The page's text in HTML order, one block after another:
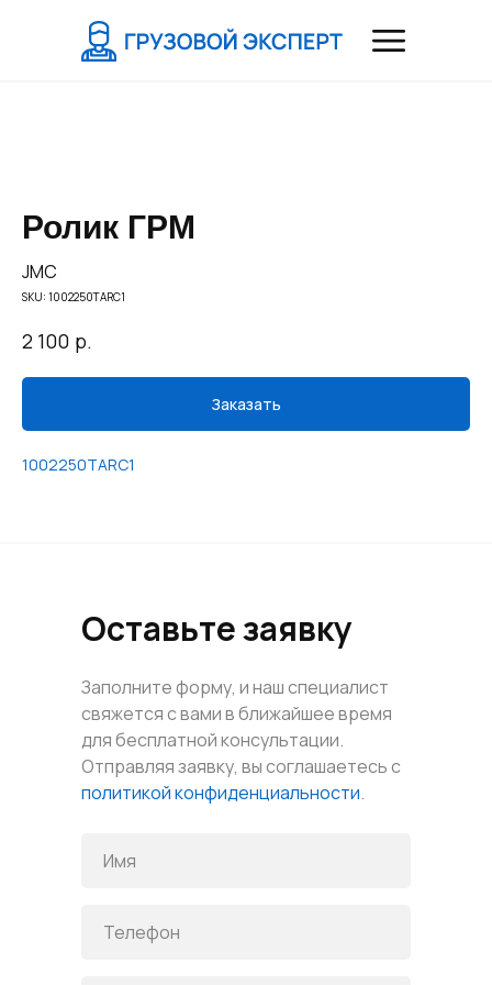
Ролик ГРМ
JMC
SKU: 1002250TARC1
2 100 р.
Заказать
1002250TARC1
Оставьте заявку
Заполните форму, и наш специалист
свяжется с вами в ближайшее время
для бесплатной консультации.
Отправляя заявку, вы соглашаетесь с
политикой конфиденциальности.